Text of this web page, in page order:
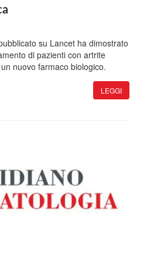
su Lancet ha dimostrato
di pazienti con artrite
nuovo farmaco biologico.
LEGGI